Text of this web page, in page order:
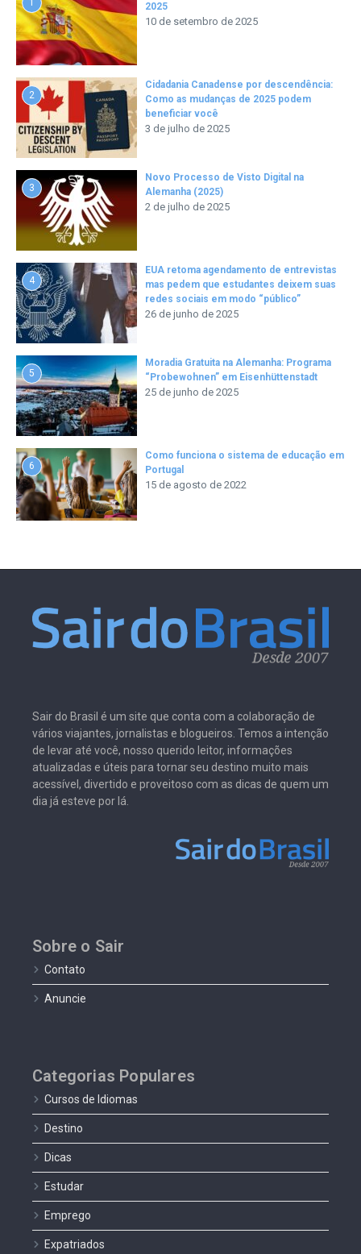
1
2025
10 de setembro de 2025
2
Cidadania Canadense por descendência:
Como as mudanças de 2025 podem
beneficiar você
3 de julho de 2025
3
Novo Processo de Visto Digital na
Alemanha (2025)
2 de julho de 2025
4
EUA retoma agendamento de entrevistas
mas pedem que estudantes deixem suas
redes sociais em modo “público”
26 de junho de 2025
5
Moradia Gratuita na Alemanha: Programa
“Probewohnen” em Eisenhüttenstadt
25 de junho de 2025
6
Como funciona o sistema de educação em
Portugal
15 de agosto de 2022
Sair do Brasil é um site que conta com a colaboração de
vários viajantes, jornalistas e blogueiros. Temos a intenção
de levar até você, nosso querido leitor, informações
atualizadas e úteis para tornar seu destino muito mais
acessível, divertido e proveitoso com as dicas de quem um
dia já esteve por lá.
Sobre o Sair
Contato
Anuncie
Categorias Populares
Cursos de Idiomas
Destino
Dicas
Estudar
Emprego
Expatriados